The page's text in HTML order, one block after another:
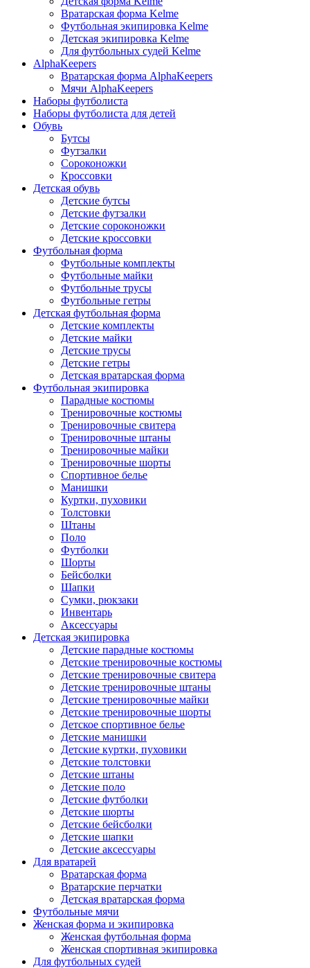
Вратарская форма Kelme
Футбольная экипировка Kelme
Детская экипировка Kelme
Для футбольных судей Kelme
AlphaKeepers
Вратарская форма AlphaKeepers
Мячи AlphaKeepers
Наборы футболиста
Наборы футболиста для детей
Обувь
Бутсы
Футзалки
Сороконожки
Кроссовки
Детская обувь
Детские бутсы
Детские футзалки
Детские сороконожки
Детские кроссовки
Футбольная форма
Футбольные комплекты
Футбольные майки
Футбольные трусы
Футбольные гетры
Детская футбольная форма
Детские комплекты
Детские майки
Детские трусы
Детские гетры
Детская вратарская форма
Футбольная экипировка
Парадные костюмы
Тренировочные костюмы
Тренировочные свитера
Тренировочные штаны
Тренировочные майки
Тренировочные шорты
Спортивное белье
Манишки
Куртки, пуховики
Толстовки
Штаны
Поло
Футболки
Шорты
Бейсболки
Шапки
Сумки, рюкзаки
Инвентарь
Аксессуары
Детская экипировка
Детские парадные костюмы
Детские тренировочные костюмы
Детские тренировочные свитера
Детские тренировочные штаны
Детские тренировочные майки
Детские тренировочные шорты
Детское спортивное белье
Детские манишки
Детские куртки, пуховики
Детские толстовки
Детские штаны
Детские поло
Детские футболки
Детские шорты
Детские бейсболки
Детские шапки
Детские аксессуары
Для вратарей
Вратарская форма
Вратарские перчатки
Детская вратарская форма
Футбольные мячи
Женская форма и экипировка
Женская футбольная форма
Женская спортивная экипировка
Для футбольных судей